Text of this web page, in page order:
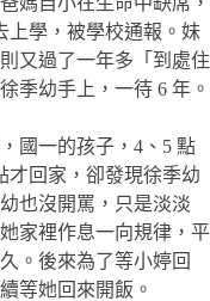
上學，被學校通報。妹
又過了一年多「到處住
季幼手上，一待 6 年。
國一的孩子，4、5 點
才回家，卻發現徐季幼
也沒開罵，只是淡淡
家裡作息一向規律，平
。後來為了等小婷回
等她回來開飯。